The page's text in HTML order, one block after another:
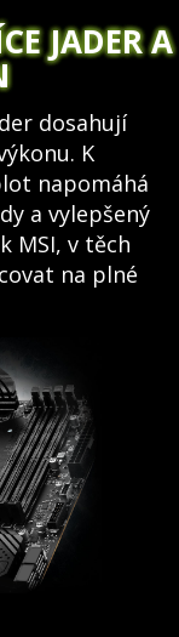
JADER A
dosahují
K
napomáhá
a vylepšený
MSI, v těch
na plné